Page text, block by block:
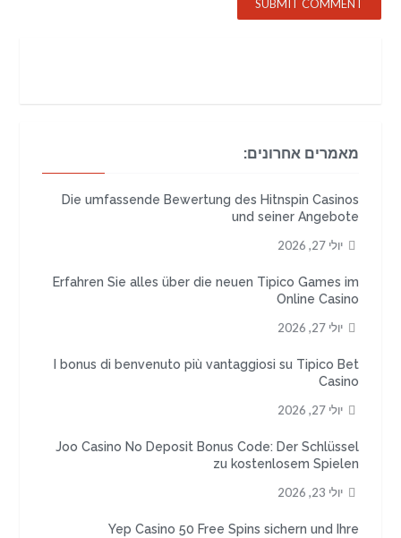
מאמרים אחרונים:
Die umfassende Bewertung des Hitnspin Casinos
und seiner Angebote
יולי 27, 2026
Erfahren Sie alles über die neuen Tipico Games im
Online Casino
יולי 27, 2026
I bonus di benvenuto più vantaggiosi su Tipico Bet
Casino
יולי 27, 2026
Joo Casino No Deposit Bonus Code: Der Schlüssel
zu kostenlosem Spielen
יולי 23, 2026
Yep Casino 50 Free Spins sichern und Ihre